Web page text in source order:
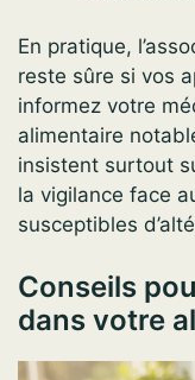
En pratique,
reste sûre si vos
informez votre
alimentaire
insistent surtout
la vigilance face
susceptibles
Conseils
dans votre